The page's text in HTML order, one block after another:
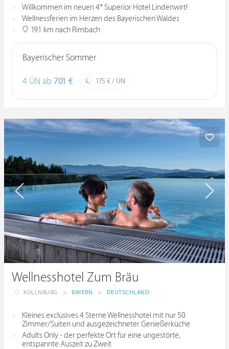
Willkommen im neuen 4* Superior Hotel Lindenwirt!
Wellnessferien im Herzen des Bayerischen Waldes
19.1 km nach Rimbach
Bayerischer Sommer
4 ÜN ab 701 € 175 € / ÜN
Wellnesshotel Zum Bräu
KOLLNBURG > BAYERN > DEUTSCHLAND
Kleines exclusives 4 Sterne Wellnesshotel mit nur 50
Zimmer/Suiten und ausgezeichneter Genießerküche
Adults Only - der perfekte Ort für eine ungestörte,
entspannte Auszeit zu Zweit